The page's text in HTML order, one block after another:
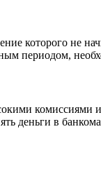
которого не
периодом,
комиссиями
деньги в